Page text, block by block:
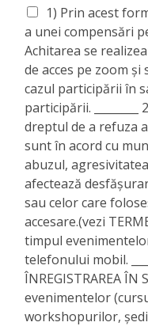
1) Prin acest
a unei compensări
Achitarea se
de acces pe zoom
cazul participării în
participării.
dreptul de a refuza
sunt în acord cu
abuzul,
afectează
sau celor care
accesare.(vezi
timpul
telefonului mobil.
ÎNREGISTRAREA ÎN
evenimentelor
workshopurilor,